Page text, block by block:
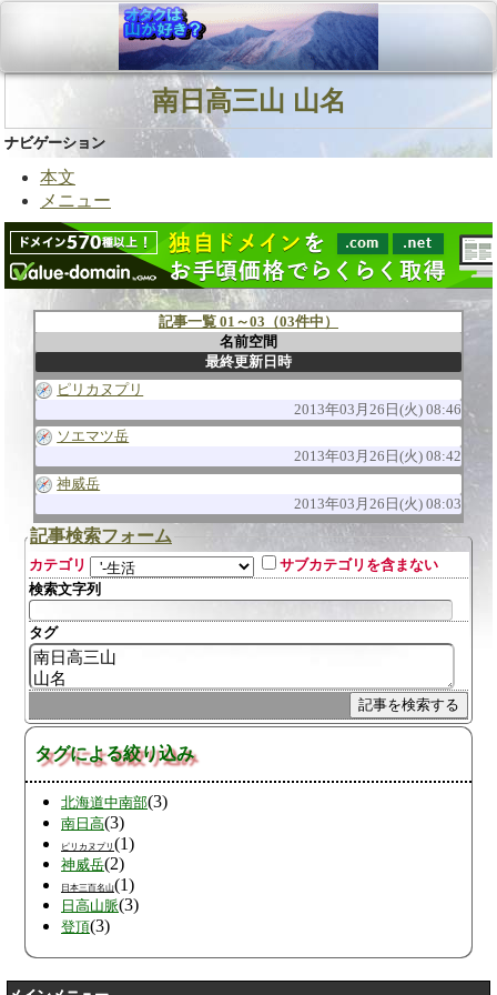
南日高三山 山名
ナビゲーション
本文
メニュー
記事一覧 01～03（03件中）
名前空間
最終更新日時
ピリカヌプリ
2013年03月26日(火) 08:46
ソエマツ岳
2013年03月26日(火) 08:42
神威岳
2013年03月26日(火) 08:03
記事検索フォーム
カテゴリ
サブカテゴリを含まない
検索文字列
タグ
タグによる絞り込み
北海道中南部(3)
南日高(3)
ピリカヌプリ (1)
神威岳(2)
日本三百名山(1)
日高山脈(3)
登頂(3)